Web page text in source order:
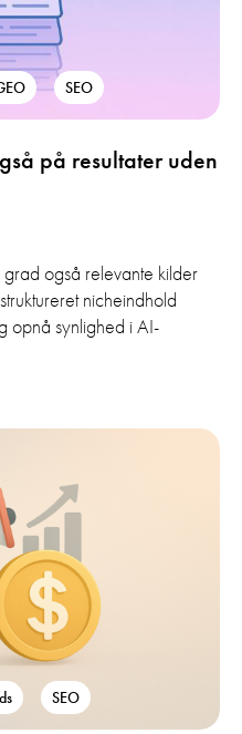
SEO
på resultater uden
også relevante kilder
nicheindhold
opnå synlighed i AI-
SEO